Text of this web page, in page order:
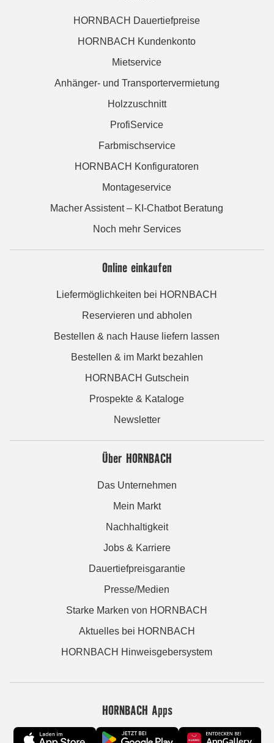
HORNBACH Dauertiefpreise
HORNBACH Kundenkonto
Mietservice
Anhänger- und Transportervermietung
Holzzuschnitt
ProfiService
Farbmischservice
HORNBACH Konfiguratoren
Montageservice
Macher Assistent – KI-Chatbot Beratung
Noch mehr Services
Online einkaufen
Liefermöglichkeiten bei HORNBACH
Reservieren und abholen
Bestellen & nach Hause liefern lassen
Bestellen & im Markt bezahlen
HORNBACH Gutschein
Prospekte & Kataloge
Newsletter
Über HORNBACH
Das Unternehmen
Mein Markt
Nachhaltigkeit
Jobs & Karriere
Dauertiefpreisgarantie
Presse/Medien
Starke Marken von HORNBACH
Aktuelles bei HORNBACH
HORNBACH Hinweisgebersystem
HORNBACH Apps